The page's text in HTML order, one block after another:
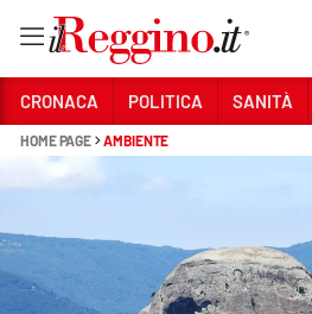
Sezioni
POLITICA
SANITÀ
CRONACA POLITICA SANITÀ
HOME PAGE AMBIENTE